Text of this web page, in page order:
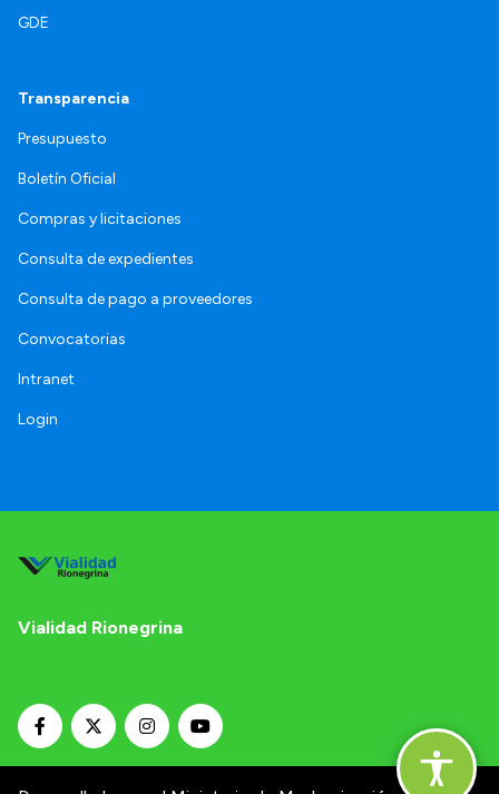
GDE
Transparencia
Presupuesto
Boletín Oficial
Compras y licitaciones
Consulta de expedientes
Consulta de pago a proveedores
Convocatorias
Intranet
Login
Vialidad Rionegrina